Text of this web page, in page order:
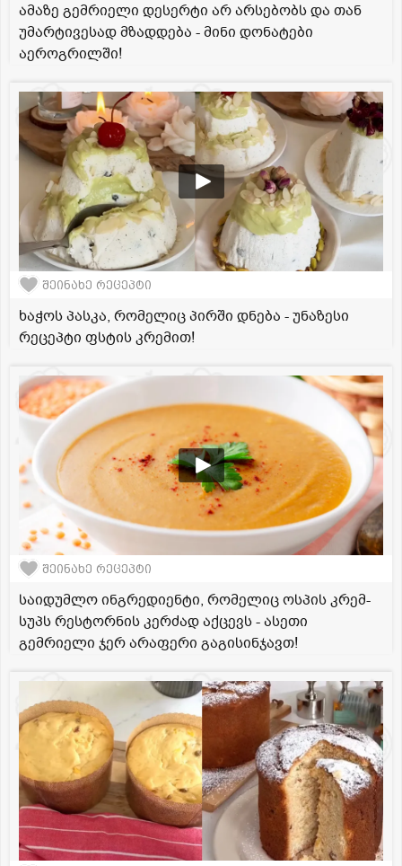
ამაზე გემრიელი დესერტი არ არსებობს და თან
უმარტივესად მზადდება - მინი დონატები
აეროგრილში!
შეინახე რეცეპტი
ხაჭოს პასკა, რომელიც პირში დნება - უნაზესი
რეცეპტი ფსტის კრემით!
შეინახე რეცეპტი
საიდუმლო ინგრედიენტი, რომელიც ოსპის კრემ-
სუპს რესტორნის კერძად აქცევს - ასეთი
გემრიელი ჯერ არაფერი გაგისინჯავთ!